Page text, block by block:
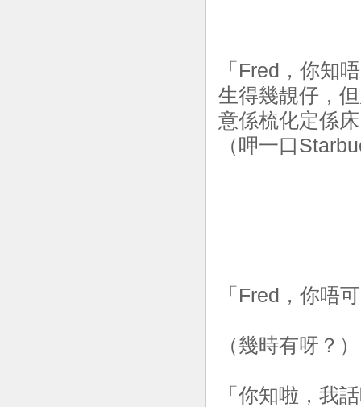
「Fred，你知
生得幾靚仔，
意係梳化定係
（呷一口
「Fred，你唔
（幾時有呀？）
「你知啦，我